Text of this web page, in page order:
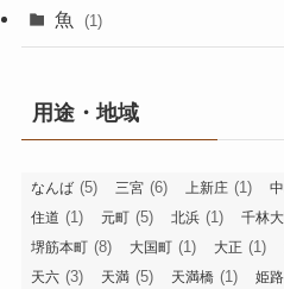
魚 (1)
用途・地域
なんば (5) 三宮 (6) 上新庄 (1)
住道 (1) 元町 (5) 北浜 (1) 千林
堺筋本町 (8) 大国町 (1) 大正 (1)
天六 (3) 天満 (5) 天満橋 (1) 姫路